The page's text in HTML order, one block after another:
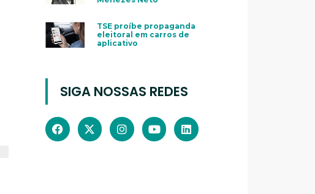
TSE proíbe propaganda
eleitoral em carros de
aplicativo
SIGA NOSSAS REDES